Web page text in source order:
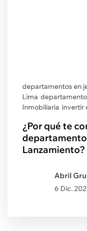
departamentos en
Lima
Inmobiliaria invertir
¿Por qué te
Lanzamiento?
Abril
6 Dic.